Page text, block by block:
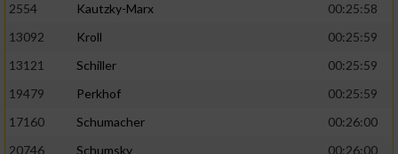
2554
Kautzky-Marx
00:25:58
13092
Kroll
00:25:59
13121
Schiller
00:25:59
19479
Perkhof
00:25:59
17160
Schumacher
00:26:00
20746
Schumsky
00:26:00
Verwendung genauer Standortdaten
Informationen identifizieren